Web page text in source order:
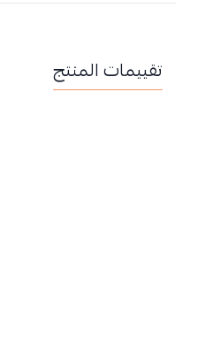
تقييمات المنتج